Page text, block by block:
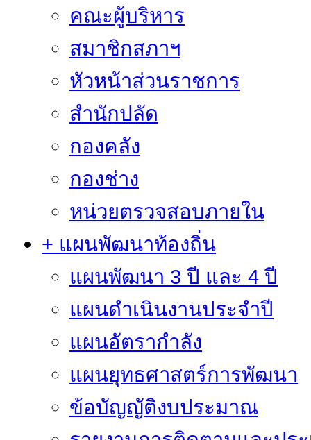
คณะผู้บริหาร
สมาชิกสภาฯ
หัวหน้าส่วนราชการ
สำนักปลัด
กองคลัง
กองช่าง
หน่วยตรวจสอบภายใน
+ แผนพัฒนาท้องถิ่น
แผนพัฒนา 3 ปี และ 4 ปี
แผนดำเนินงานประจำปี
แผนอัตรากำลัง
แผนยุทธศาสตร์การพัฒนา
ข้อบัญญัติงบประมาณ